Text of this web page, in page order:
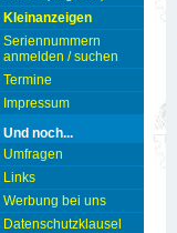
Kleinanzeigen
Seriennummern
anmelden / suchen
Termine
Impressum
Und noch...
Umfragen
Links
Werbung bei uns
Datenschutzklausel